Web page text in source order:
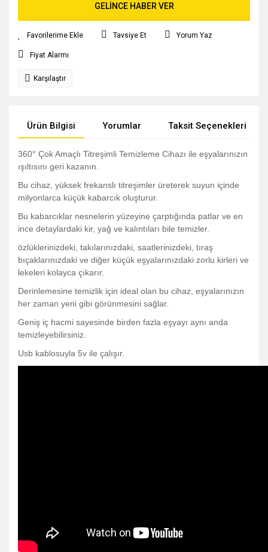
GELİNCE HABER VER
Tavsiye Et Yorum Yaz
Fiyat Alarmı
Karşılaştır
Ürün Bilgisi Yorumlar Taksit Seçenekleri
360° Çok Amaçlı Titreşimli Temizleme Cihazı ile eşyalarınızın
ışıltısını geri kazanın.
Bu cihaz, yüksek frekanslı titreşimler üreterek suyun içinde
milyonlarca küçük kabarcık oluşturur.
Bu kabarcıklar nesnelerin yüzeyine çarptığında patlar ve en
ince detaylardaki kir, yağ ve kalıntıları bile temizler.
özlüklerinizdeki, takılarınızdaki, saatlerinizdeki, tıraş
bıçaklarınızdaki ve diğer küçük eşyalarınızdaki zorlu kirleri ve
lekeleri kolayca çıkarır.
Derinlemesine temizlik için ideal olan bu cihaz, eşyalarınızın
her zaman yeni gibi görünmesini sağlar.
Geniş iç hacmi sayesinde birden fazla eşyayı aynı anda
temizleyebilirsiniz.
Usb kablosuyla 5v ile çalışır.